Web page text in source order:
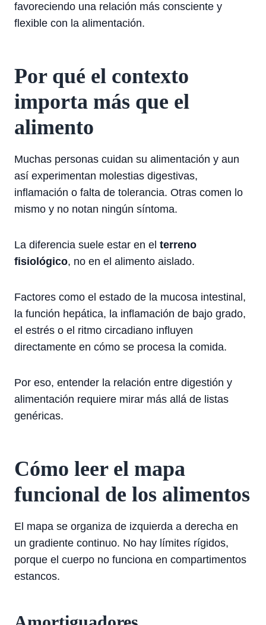
favoreciendo una relación más consciente y
flexible con la alimentación.
Por qué el contexto
importa más que el
alimento
Muchas personas cuidan su alimentación y aun
así experimentan molestias digestivas,
inflamación o falta de tolerancia. Otras comen lo
mismo y no notan ningún síntoma.
La diferencia suele estar en el terreno
fisiológico, no en el alimento aislado.
Factores como el estado de la mucosa intestinal,
la función hepática, la inflamación de bajo grado,
el estrés o el ritmo circadiano influyen
directamente en cómo se procesa la comida.
Por eso, entender la relación entre digestión y
alimentación requiere mirar más allá de listas
genéricas.
Cómo leer el mapa
funcional de los alimentos
El mapa se organiza de izquierda a derecha en
un gradiente continuo. No hay límites rígidos,
porque el cuerpo no funciona en compartimentos
estancos.